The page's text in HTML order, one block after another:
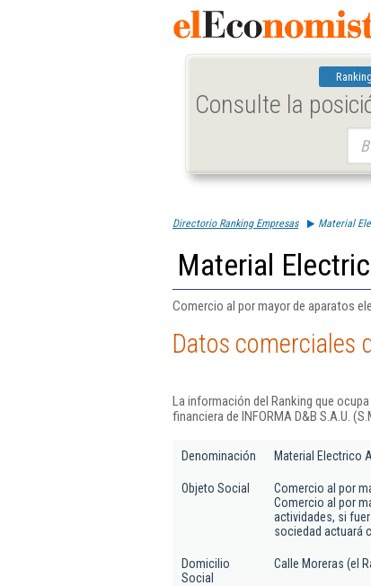
Consulte la
Directorio Ranking Empresas Material
Material
Comercio al por mayor de aparatos
Datos comerciales
La información del Ranking que
financiera de INFORMA D&B S.A.U.
Denominación Material Electrico
Objeto Social
Comercio al por
Comercio al por
actividades, si
sociedad actuará
Domicilio
Social
Calle Moreras (el